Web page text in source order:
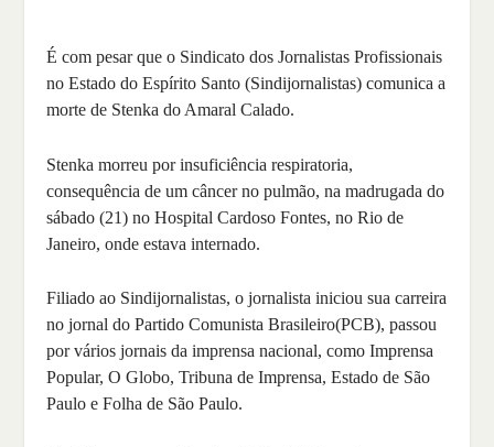
É com pesar que o Sindicato dos Jornalistas Profissionais
no Estado do Espírito Santo (Sindijornalistas) comunica a
morte de Stenka do Amaral Calado.
Stenka morreu por insuficiência respiratoria,
consequência de um câncer no pulmão, na madrugada do
sábado (21) no Hospital Cardoso Fontes, no Rio de
Janeiro, onde estava internado.
Filiado ao Sindijornalistas, o jornalista iniciou sua carreira
no jornal do Partido Comunista Brasileiro(PCB), passou
por vários jornais da imprensa nacional, como Imprensa
Popular, O Globo, Tribuna de Imprensa, Estado de São
Paulo e Folha de São Paulo.